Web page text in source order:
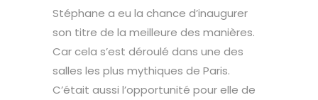
Stéphane a eu la chance d’inaugurer
son titre de la meilleure des manières.
Car cela s’est déroulé dans une des
salles les plus mythiques de Paris.
C’était aussi l’opportunité pour elle de